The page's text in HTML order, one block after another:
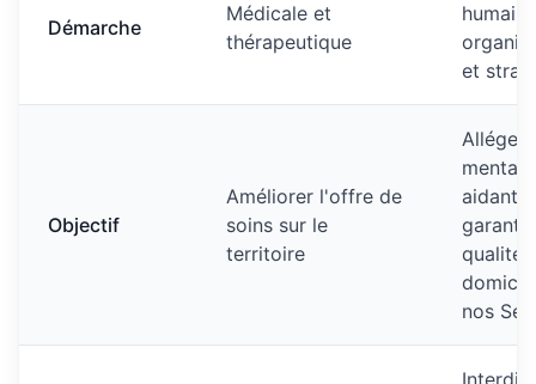
Démarche
Médicale et
thérapeutique
et
Objectif
Améliorer l'offre de
soins sur le
territoire
Alléger
aidants
garantir
qualité
nos